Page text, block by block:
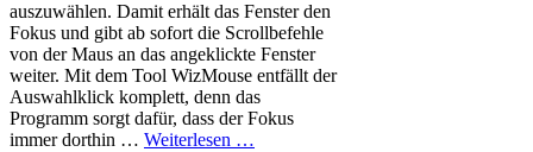
auszuwählen. Damit erhält das Fenster den
Fokus und gibt ab sofort die Scrollbefehle
von der Maus an das angeklickte Fenster
weiter. Mit dem Tool WizMouse entfällt der
Auswahlklick komplett, denn das
Programm sorgt dafür, dass der Fokus
immer dorthin … Weiterlesen …